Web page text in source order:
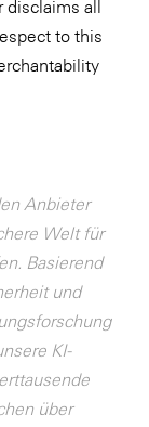
disclaims all
to this
Anbieter
Welt für
Basierend
und
KI-
über